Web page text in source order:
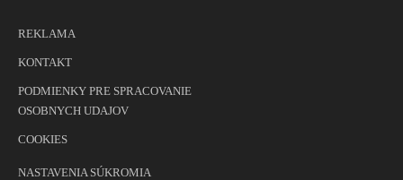
REKLAMA
KONTAKT
PODMIENKY PRE SPRACOVANIE
OSOBNYCH UDAJOV
COOKIES
NASTAVENIA SÚKROMIA